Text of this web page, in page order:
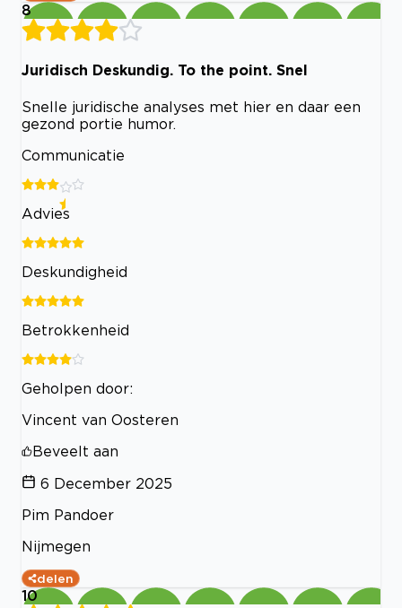
8
Juridisch Deskundig. To the point. Snel
Snelle juridische analyses met hier en daar een
gezond portie humor.
Communicatie
Advies
Deskundigheid
Betrokkenheid
Geholpen door:
Vincent van Oosteren
Beveelt aan
6 December 2025
Pim Pandoer
Nijmegen
delen
10